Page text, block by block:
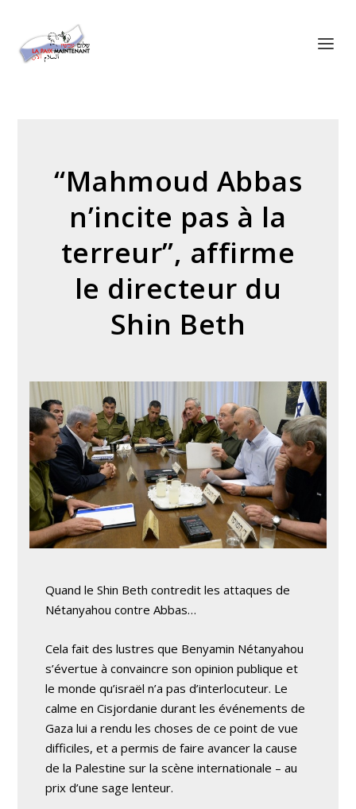
“Mahmoud Abbas
n’incite pas à la
terreur”, affirme
le directeur du
Shin Beth
Quand le Shin Beth contredit les attaques de
Nétanyahou contre Abbas…
Cela fait des lustres que Benyamin Nétanyahou
s’évertue à convaincre son opinion publique et
le monde qu’israël n’a pas d’interlocuteur. Le
calme en Cisjordanie durant les événements de
Gaza lui a rendu les choses de ce point de vue
difficiles, et a permis de faire avancer la cause
de la Palestine sur la scène internationale – au
prix d’une sage lenteur.